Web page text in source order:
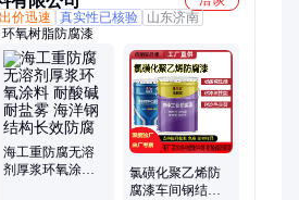
出价迅速 真实性已核验
山东济南
氧树脂防腐漆
海工重防腐无溶
剂厚浆环氧涂料
氯磺化聚乙烯防
腐漆车间钢结构